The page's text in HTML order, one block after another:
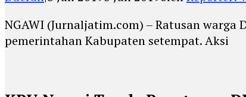
NGAWI (Jurnaljatim.com) – Ratusan
pemerintahan Kabupaten setempat. Aksi